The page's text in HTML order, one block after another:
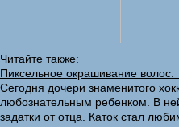
Читайте также:
Пиксельное окрашивание
Сегодня дочери знаменитого
любознательным ребенком. В
задатки от отца. Каток стал